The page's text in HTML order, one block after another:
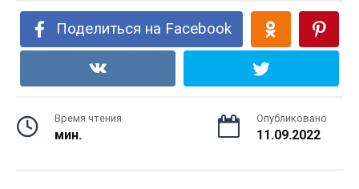
Поделиться на Facebook
Время чтения
мин.
Опубликовано
11.09.2022